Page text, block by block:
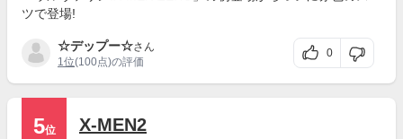
ツで登場!
☆デップー☆さん
1位(100点)の評価
0
5位
X-MEN2